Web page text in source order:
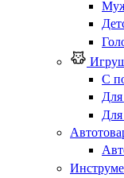
С
Для
Для